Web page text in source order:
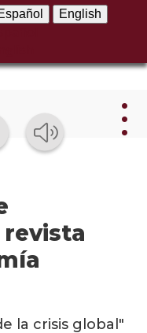
English
la crisis global"